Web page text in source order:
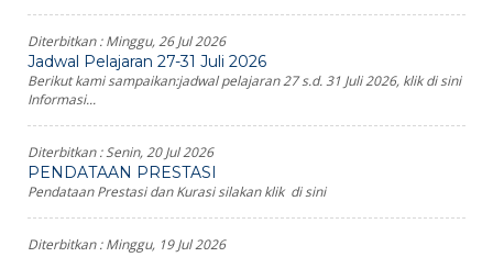
Diterbitkan :Minggu, 26 Jul 2026
Jadwal Pelajaran 27-31 Juli 2026
Berikut kami sampaikan:jadwal pelajaran 27 s.d. 31 Juli 2026, klik di sini
Informasi...
Diterbitkan :Senin, 20 Jul 2026
PENDATAAN PRESTASI
Pendataan Prestasi dan Kurasi silakan klik di sini
Diterbitkan :Minggu, 19 Jul 2026